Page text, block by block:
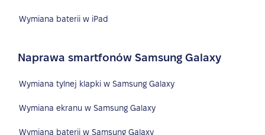
Wymiana baterii w iPad
Naprawa smartfonów Samsung Galaxy
Wymiana tylnej klapki w Samsung Galaxy
Wymiana ekranu w Samsung Galaxy
Wymiana baterii w Samsung Galaxy